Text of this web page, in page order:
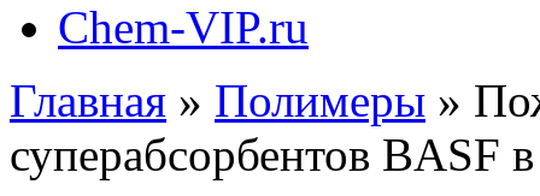
Chem-VIP.ru
Главная » Полимеры »
суперабсорбентов BASF